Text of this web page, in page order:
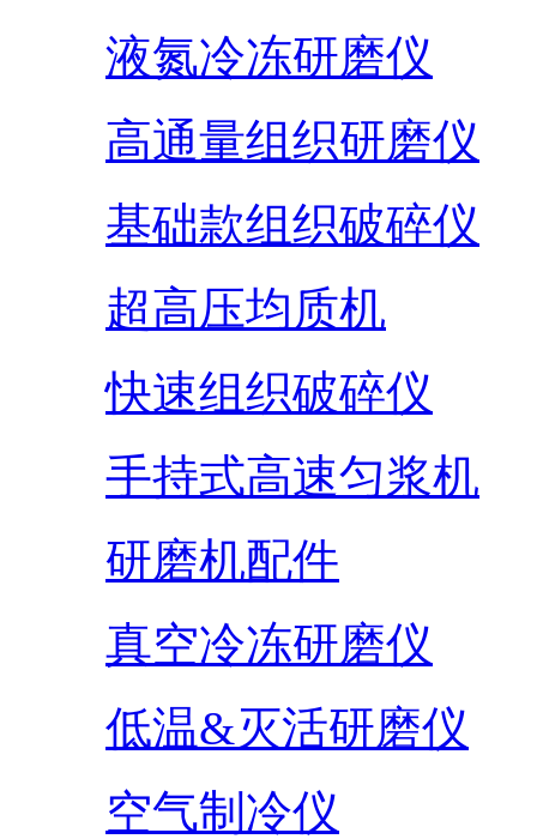
液氮冷冻研磨仪
高通量组织研磨仪
基础款组织破碎仪
超高压均质机
快速组织破碎仪
手持式高速匀浆机
研磨机配件
真空冷冻研磨仪
低温&灭活研磨仪
空气制冷仪